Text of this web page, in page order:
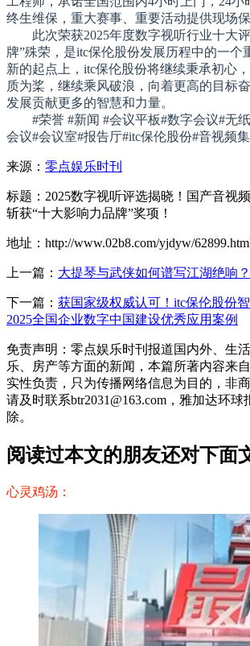
终生维保，重大赛事、重要活动提供现场保
此次荣获2025年度数字视听行业十大
牌”殊荣，是itc保伦股份发展历程中的一个
新的起点上，itc保伦股份将继续秉承初心
质为桨，继续乘风破浪，向着更高的目标
发展贡献更多的智慧和力量。
#荣誉 #新闻 #会议平板#数字会议#无
会议#会议室#报告厅#itc保伦股份#音视频
来源： 零点娱乐时刊
标题：2025数字视听评选揭晓！国产音视
斩获“十大影响力品牌”奖项！
地址：http://www.02b8.com/yjdyw/
上一篇： 大提琴与武侠如何谱写江湖绝响？
下一篇： 获国家级权威认可！itc保伦股份
2025全国企业数字中国建设优秀应用案例
免责声明：零点娱乐时刊报道国内外、生
乐、房产等方面的新闻，本篇所著内容来
实性负责，只为传播网络信息为目的，非
请及时联系btr2031@163.com，雅加达环球
除。
阅读过本文的朋友还对下面
心灵鸡汤：